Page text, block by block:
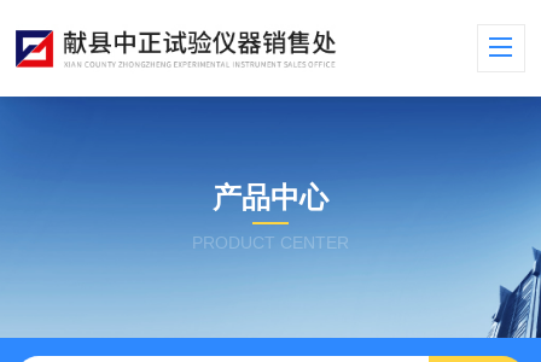
产品中心
PRODUCT CENTER